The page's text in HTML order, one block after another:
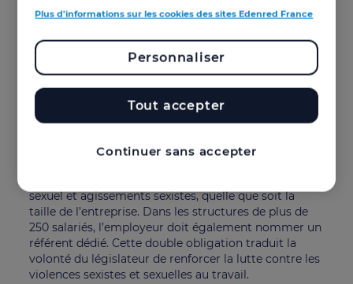
arrêts maladie. La présence d’un référent
relais de confiance aux salariés. Son action contribue
directement à améliorer la qualité de vie au travail et
Une obligation légale issue de
sexuel et agissements sexistes, quelle que soit la
taille de l’entreprise. Dans les structures de plus de
250 salariés, l’employeur doit également nommer un
référent dédié. Cette double obligation traduit la
volonté du législateur de renforcer la lutte contre les
violences sexistes et sexuelles au travail.
Plus d'informations sur les cookies des sites Edenred France
Continuer sans accepter
Tout accepter
Personnaliser